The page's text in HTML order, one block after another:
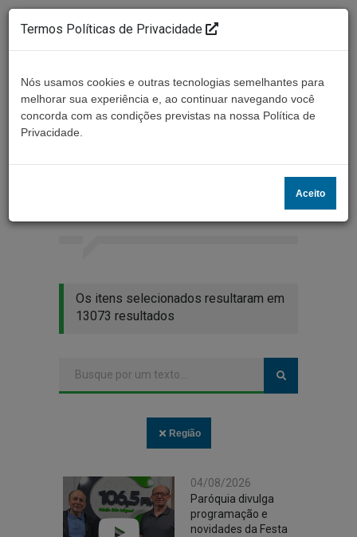
Resultados da busca
Buscar
Os itens selecionados resultaram em
13073 resultados
Região
04/08/2026
Paróquia divulga
programação e
novidades da Festa
Termos Políticas de Privacidade
Nós usamos cookies e outras tecnologias semelhantes para
melhorar sua experiência e, ao continuar navegando você
concorda com as condições previstas na nossa Política de
Privacidade.
Aceito